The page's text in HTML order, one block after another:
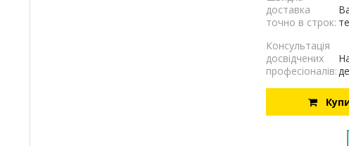
доставка
точно в строк:
Консультація
досвідчених
професіоналів: